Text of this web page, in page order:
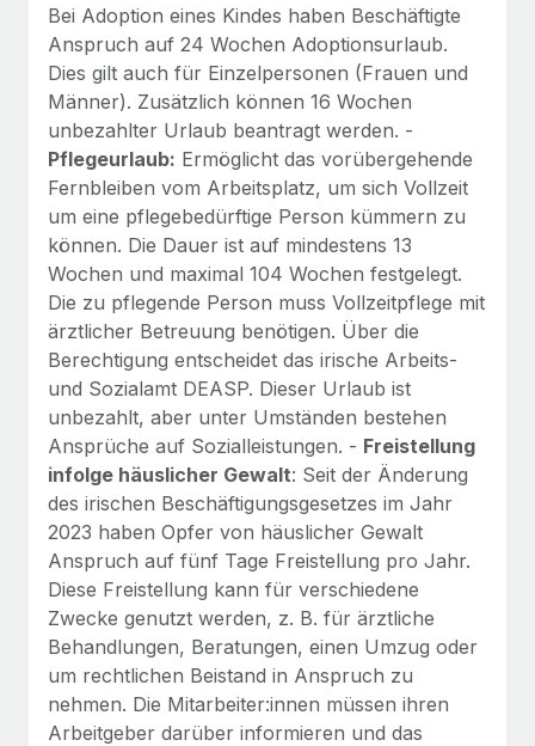
Bei Adoption eines Kindes haben Beschäftigte
Anspruch auf 24 Wochen Adoptionsurlaub.
Dies gilt auch für Einzelpersonen (Frauen und
Männer). Zusätzlich können 16 Wochen
unbezahlter Urlaub beantragt werden. -
Pflegeurlaub: Ermöglicht das vorübergehende
Fernbleiben vom Arbeitsplatz, um sich Vollzeit
um eine pflegebedürftige Person kümmern zu
können. Die Dauer ist auf mindestens 13
Wochen und maximal 104 Wochen festgelegt.
Die zu pflegende Person muss Vollzeitpflege mit
ärztlicher Betreuung benötigen. Über die
Berechtigung entscheidet das irische Arbeits-
und Sozialamt DEASP. Dieser Urlaub ist
unbezahlt, aber unter Umständen bestehen
Ansprüche auf Sozialleistungen. - Freistellung
infolge häuslicher Gewalt: Seit der Änderung
des irischen Beschäftigungsgesetzes im Jahr
2023 haben Opfer von häuslicher Gewalt
Anspruch auf fünf Tage Freistellung pro Jahr.
Diese Freistellung kann für verschiedene
Zwecke genutzt werden, z. B. für ärztliche
Behandlungen, Beratungen, einen Umzug oder
um rechtlichen Beistand in Anspruch zu
nehmen. Die Mitarbeiter:innen müssen ihren
Arbeitgeber darüber informieren und das